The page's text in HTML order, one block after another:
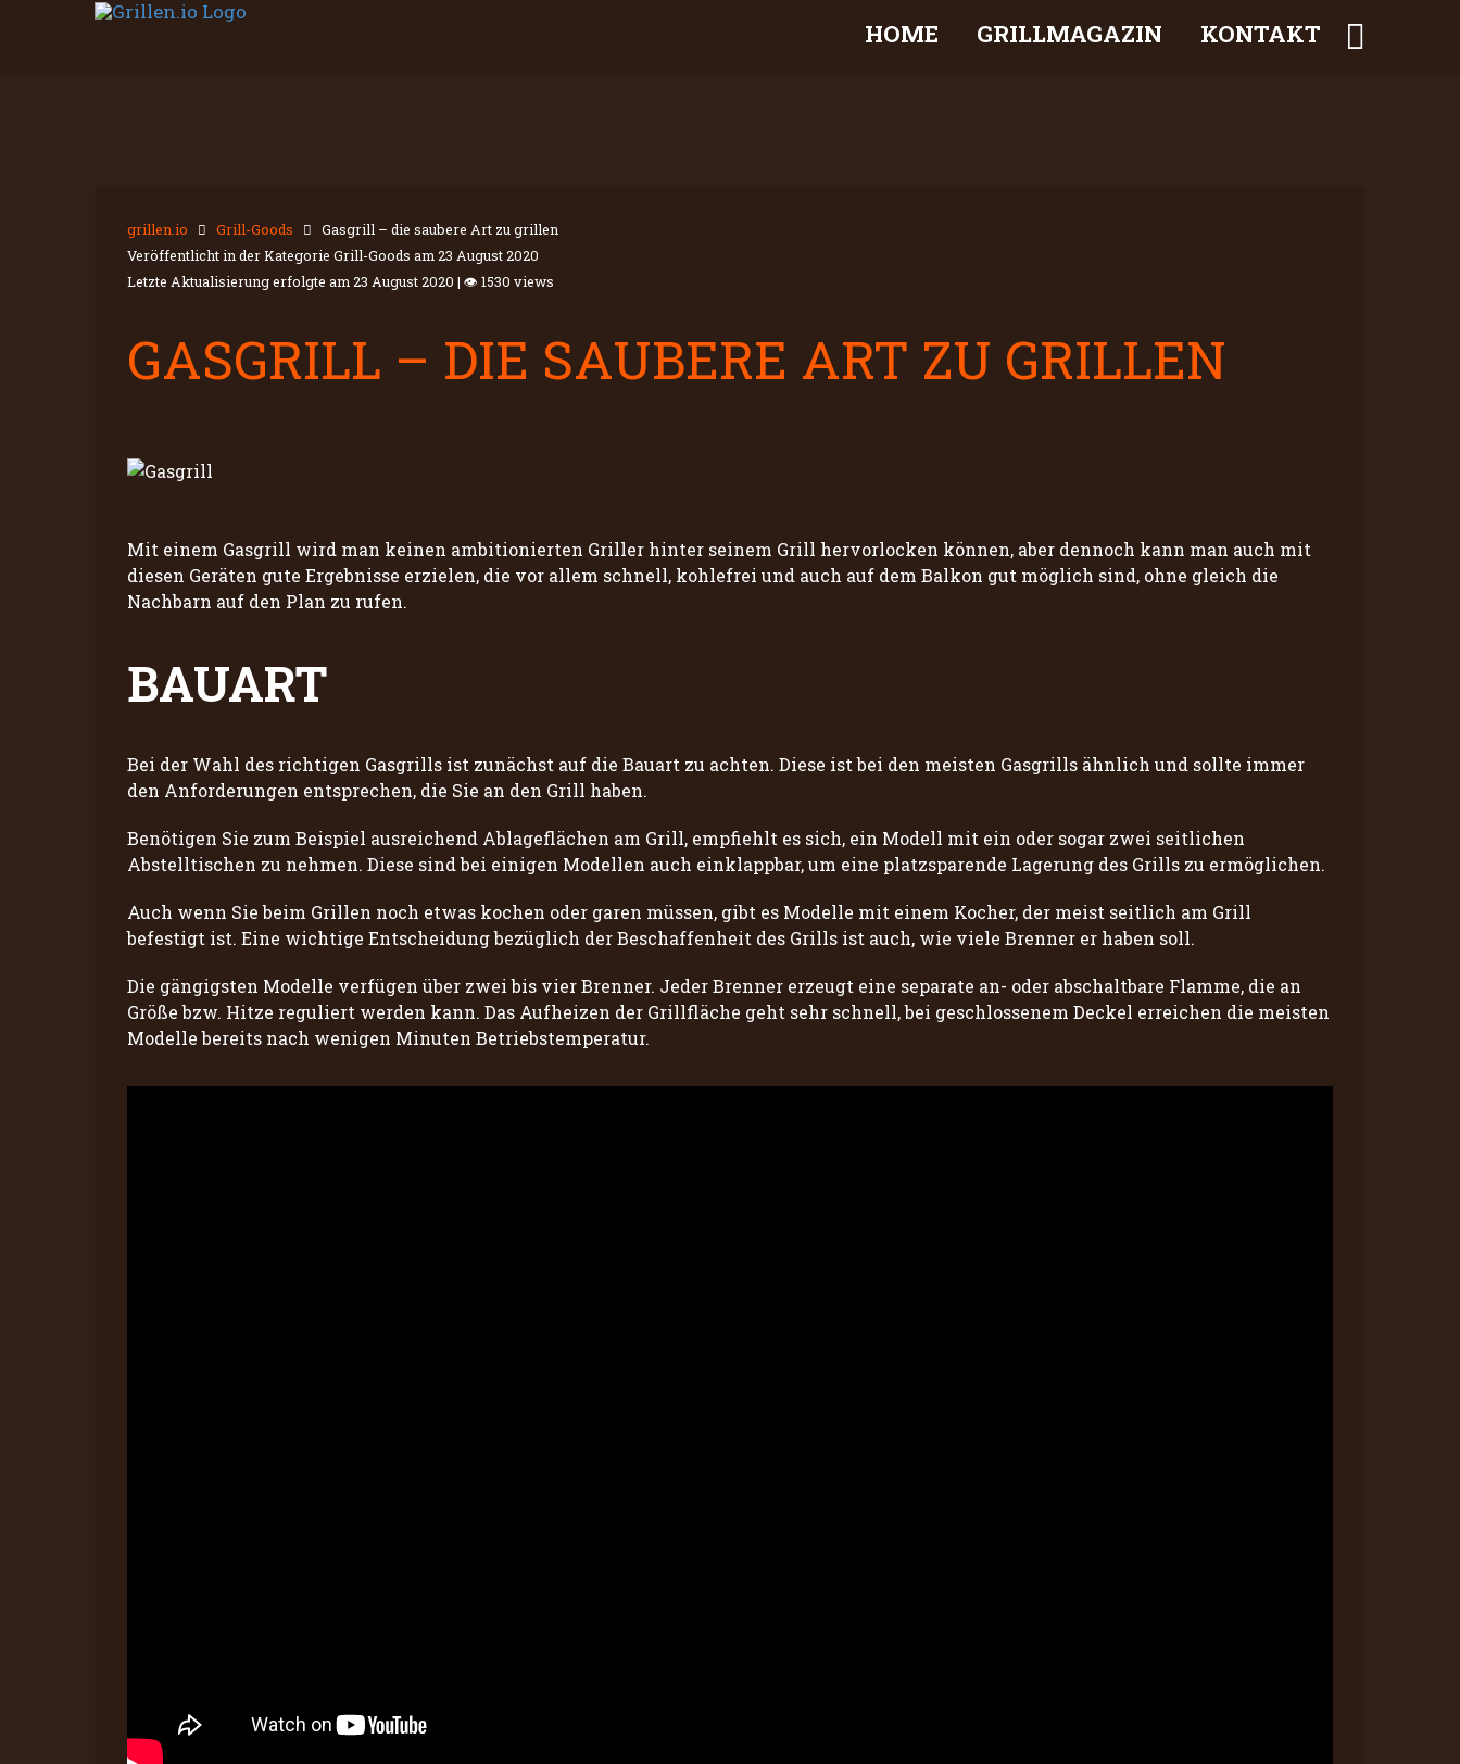
HOME GRILLMAGAZIN KONTAKT
grillen.io Grill-Goods
Gasgrill – die saubere Art zu grillen
Veröffentlicht in der Kategorie Grill-Goods am 23 August 2020
Letzte Aktualisierung erfolgte am 23 August 2020 | 👁 1530 views
GASGRILL – DIE SAUBERE ART ZU GRILLEN
Mit einem Gasgrill wird man keinen ambitionierten Griller hinter seinem Grill hervorlocken können, aber dennoch kann man auch mit
diesen Geräten gute Ergebnisse erzielen, die vor allem schnell, kohlefrei und auch auf dem Balkon gut möglich sind, ohne gleich die
Nachbarn auf den Plan zu rufen.
BAUART
Bei der Wahl des richtigen Gasgrills ist zunächst auf die Bauart zu achten. Diese ist bei den meisten Gasgrills ähnlich und sollte immer
den Anforderungen entsprechen, die Sie an den Grill haben.
Benötigen Sie zum Beispiel ausreichend Ablageflächen am Grill, empfiehlt es sich, ein Modell mit ein oder sogar zwei seitlichen
Abstelltischen zu nehmen. Diese sind bei einigen Modellen auch einklappbar, um eine platzsparende Lagerung des Grills zu ermöglichen.
Auch wenn Sie beim Grillen noch etwas kochen oder garen müssen, gibt es Modelle mit einem Kocher, der meist seitlich am Grill
befestigt ist. Eine wichtige Entscheidung bezüglich der Beschaffenheit des Grills ist auch, wie viele Brenner er haben soll.
Die gängigsten Modelle verfügen über zwei bis vier Brenner. Jeder Brenner erzeugt eine separate an- oder abschaltbare Flamme, die an
Größe bzw. Hitze reguliert werden kann. Das Aufheizen der Grillfläche geht sehr schnell, bei geschlossenem Deckel erreichen die meisten
Modelle bereits nach wenigen Minuten Betriebstemperatur.